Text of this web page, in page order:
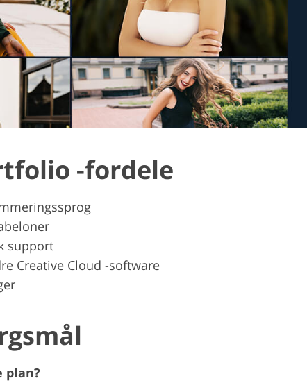
-fordele
support
Creative Cloud -software
plan?